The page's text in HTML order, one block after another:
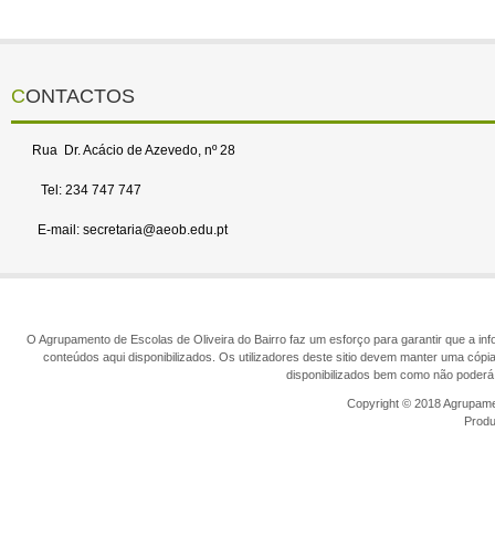
CONTACTOS
Rua Dr. Acácio de Azevedo, nº 28
Tel: 234 747 747
E-mail: secretaria@aeob.edu.pt
O Agrupamento de Escolas de Oliveira do Bairro faz um esforço para garantir que a
conteúdos aqui disponibilizados. Os utilizadores deste sitio devem manter uma
disponibilizados bem como não
Copyright © 2018